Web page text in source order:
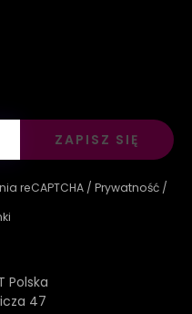
ZAPISZ SIĘ
reCAPTCHA / Prywatność /
Polska
47